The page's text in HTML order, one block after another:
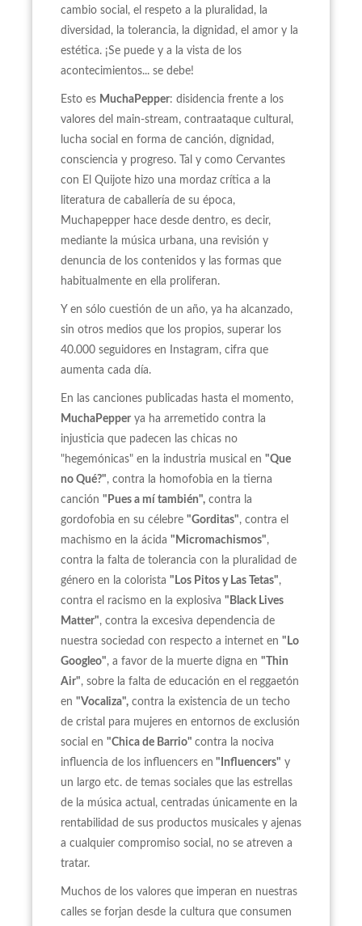
cambio social, el respeto a la pluralidad, la
diversidad, la tolerancia, la dignidad, el amor y la
estética. ¡Se puede y a la vista de los
acontecimientos... se debe!
Esto es MuchaPepper: disidencia frente a los
valores del main-stream, contraataque cultural,
lucha social en forma de canción, dignidad,
consciencia y progreso. Tal y como Cervantes
con El Quijote hizo una mordaz crítica a la
literatura de caballería de su época,
Muchapepper hace desde dentro, es decir,
mediante la música urbana, una revisión y
denuncia de los contenidos y las formas que
habitualmente en ella proliferan.
Y en sólo cuestión de un año, ya ha alcanzado,
sin otros medios que los propios, superar los
40.000 seguidores en Instagram, cifra que
aumenta cada día.
En las canciones publicadas hasta el momento,
MuchaPepper ya ha arremetido contra la
injusticia que padecen las chicas no
"hegemónicas" en la industria musical en "Que
no Qué?", contra la homofobia en la tierna
canción "Pues a mí también", contra la
gordofobia en su célebre "Gorditas", contra el
machismo en la ácida "Micromachismos",
contra la falta de tolerancia con la pluralidad de
género en la colorista "Los Pitos y Las Tetas",
contra el racismo en la explosiva "Black Lives
Matter", contra la excesiva dependencia de
nuestra sociedad con respecto a internet en "Lo
Googleo", a favor de la muerte digna en "Thin
Air", sobre la falta de educación en el reggaetón
en "Vocaliza", contra la existencia de un techo
de cristal para mujeres en entornos de exclusión
social en "Chica de Barrio" contra la nociva
influencia de los influencers en "Influencers" y
un largo etc. de temas sociales que las estrellas
de la música actual, centradas únicamente en la
rentabilidad de sus productos musicales y ajenas
a cualquier compromiso social, no se atreven a
tratar.
Muchos de los valores que imperan en nuestras
calles se forjan desde la cultura que consumen